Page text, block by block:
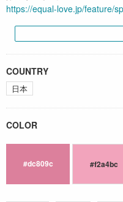
https://equal-love.jp/feature/
COUNTRY
日本
COLOR
#dc809c #f2a4bc